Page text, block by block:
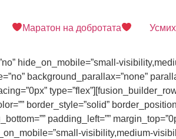
Маратон на добротата
hide_on_mobile=”small-
background_parallax=”none”
border_style=”solid”
padding_left=””
visibility,medium-